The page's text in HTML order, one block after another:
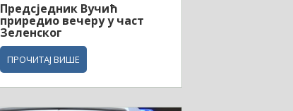
Предсједник Вучић
приредио вечеру у част
Зеленског
ПРОЧИТАЈ ВИШЕ